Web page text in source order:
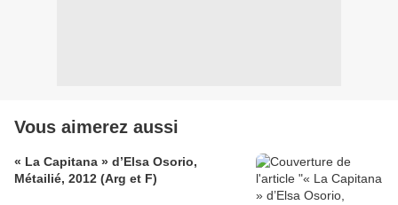
Vous aimerez aussi
« La Capitana » d’Elsa Osorio,
Métailié, 2012 (Arg et F)